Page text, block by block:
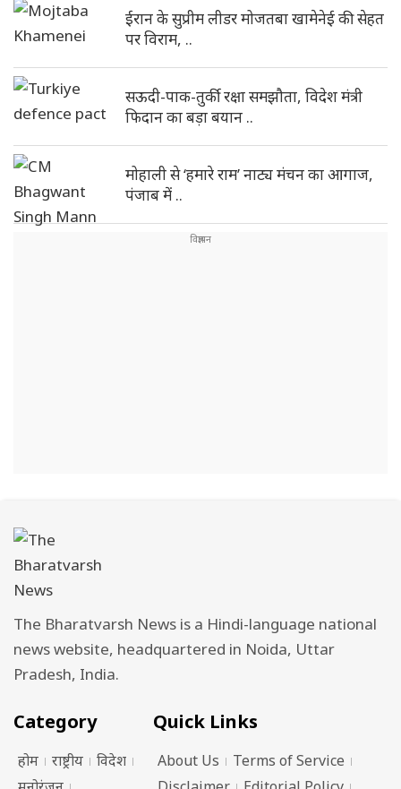
ईरान के सुप्रीम लीडर मोजतबा खामेनेई की सेहत
पर विराम, ..
सऊदी-पाक-तुर्की रक्षा समझौता, विदेश मंत्री
फिदान का बड़ा बयान ..
मोहाली से ‘हमारे राम’ नाट्य मंचन का आगाज,
पंजाब में ..
The Bharatvarsh News is a Hindi-language national
news website, headquartered in Noida, Uttar
Pradesh, India.
Category
होम राष्ट्रीय
विदेश
Quick Links
About Us
Terms of Service